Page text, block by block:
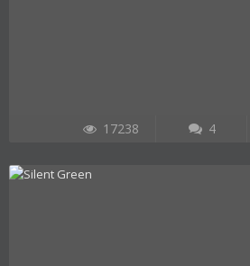
17238 4